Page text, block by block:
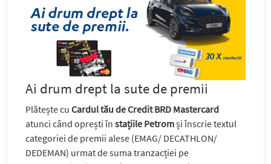
Ai drum drept la sute de premii
Plătește cu Cardul tău de Credit BRD Mastercard
atunci când oprești în stațiile Petromși înscrie textul
categoriei de premii alese (EMAG/ DECATHLON/
DEDEMAN) urmat de suma tranzacției pe